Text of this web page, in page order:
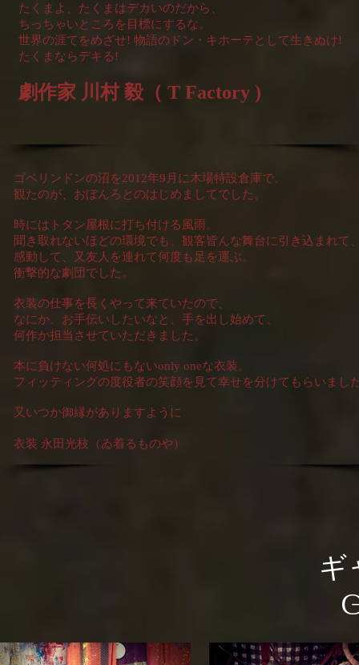
たくまよ、たくまはデカいのだから、
ちっちゃいところを目標にするな。
世界の涯てをめざせ! 物語のドン・キホーテとして生きぬけ!
たくまならデキる!
劇作家 川村 毅（ T Factory )
ゴベリンドンの沼を2012年9月に木場特設倉庫で、
観たのが、おぼんろとのはじめましてでした。
時にはトタン屋根に打ち付ける風雨。
聞き取れないほどの環境でも、観客皆んな舞台に引き込まれて
感動して、又友人を連れて何度も足を運ぶ。
衝撃的な劇団でした。
衣装の仕事を長くやって来ていたので、
なにか、お手伝いしたいなと、手を出し始めて、
何作か担当させていただきました。
本に負けない何処にもないonly oneな衣装。
フィッティングの度役者の笑顔を見て幸せを分けてもらいまし
又いつか御縁がありますように
衣装 永田光枝（ゐ着るものや）
ギ